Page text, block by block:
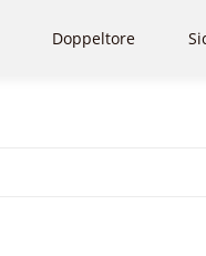
Doppeltore